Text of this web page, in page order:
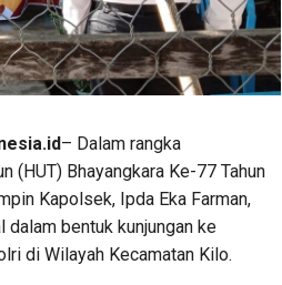
– Dalam rangka
(HUT) Bhayangkara Ke-77 Tahun
Kapolsek, Ipda Eka Farman,
dalam bentuk kunjungan ke
di Wilayah Kecamatan Kilo.